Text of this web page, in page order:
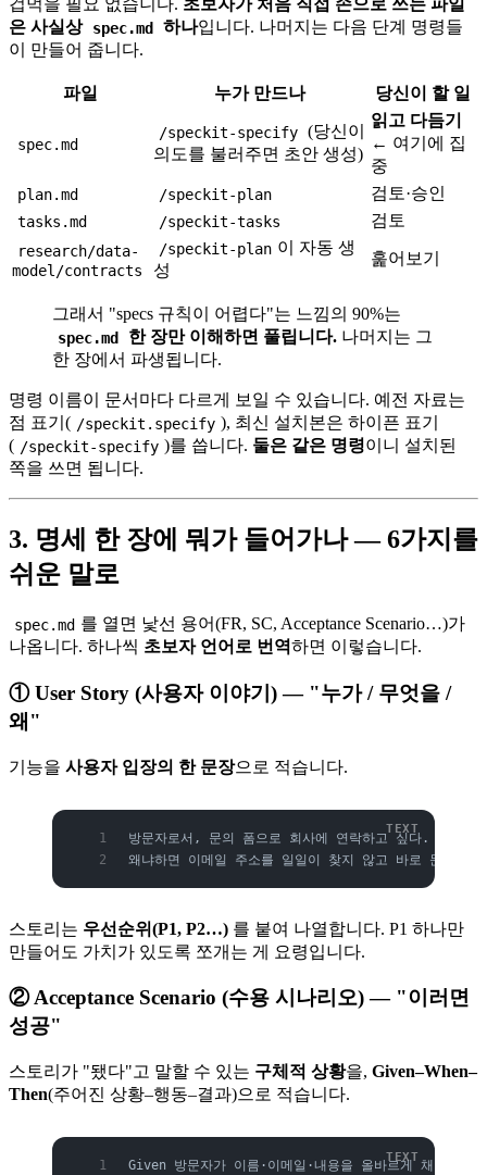
겁먹을 필요 없습니다. 초보자가 처음 직접 손으로 쓰는 파일
은 사실상 spec.md 하나입니다. 나머지는 다음 단계 명령들
이 만들어 줍니다.
파일 누가 만드나 당신이 할 일
spec.md
/speckit-specify (당신이
의도를 불러주면 초안 생성)
읽고 다듬기
← 여기에 집
중
plan.md /speckit-plan 검토·승인
tasks.md /speckit-tasks 검토
research/data-
model/contracts
/speckit-plan 이 자동 생
성
훑어보기
그래서 "specs 규칙이 어렵다"는 느낌의 90%는
spec.md 한 장만 이해하면 풀립니다. 나머지는 그
한 장에서 파생됩니다.
명령 이름이 문서마다 다르게 보일 수 있습니다. 예전 자료는
점 표기( /speckit.specify ), 최신 설치본은 하이픈 표기
( /speckit-specify )를 씁니다. 둘은 같은 명령이니 설치된
쪽을 쓰면 됩니다.
3. 명세 한 장에 뭐가 들어가나 — 6가지를
쉬운 말로
spec.md 를 열면 낯선 용어(FR, SC, Acceptance Scenario…)가
나옵니다. 하나씩 초보자 언어로 번역하면 이렇습니다.
① User Story (사용자 이야기) — "누가 / 무엇을 /
왜"
기능을 사용자 입장의 한 문장으로 적습니다.
방문자로서, 문의 폼으로 회사에 연락하고 싶다.
왜냐하면 이메일 주소를 일일이 찾지 않고 바로 문의하
스토리는 우선순위(P1, P2…) 를 붙여 나열합니다. P1 하나만
만들어도 가치가 있도록 쪼개는 게 요령입니다.
② Acceptance Scenario (수용 시나리오) — "이러면
성공"
스토리가 "됐다"고 말할 수 있는 구체적 상황을, Given–When–
Then(주어진 상황–행동–결과)으로 적습니다.
Given 방문자가 이름·이메일·내용을 올바르게 채웠을 때,